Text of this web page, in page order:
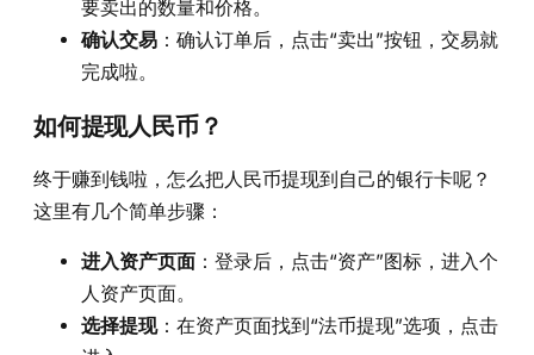
要卖出的数量和价格。
确认交易 ：确认订单后，点击“卖出”按钮，交易就
完成啦。
如何提现人民币？
终于赚到钱啦，怎么把人民币提现到自己的银行卡呢？
这里有几个简单步骤：
进入资产页面 ：登录后，点击“资产”图标，进入个
人资产页面。
选择提现：在资产页面找到“法币提现”选项，点击